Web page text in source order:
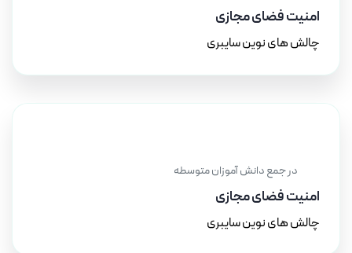
امنیت فضای مجازی
چالش های نوین سایبری
در جمع دانش آموزان متوسطه
امنیت فضای مجازی
چالش های نوین سایبری